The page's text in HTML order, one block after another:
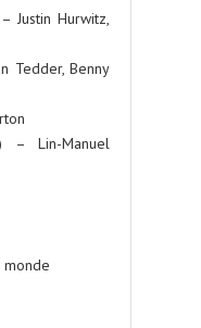
Justin Hurwitz,
Tedder, Benny
– Lin-Manuel
monde